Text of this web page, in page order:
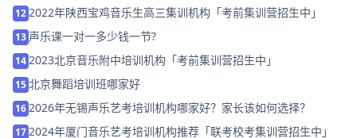
12 2022年陕西宝鸡音乐生高三集训机构「考前集训营招生中」
13 声乐课一对一多少钱一节?
14 2023北京音乐附中培训机构「考前集训营招生中」
15 北京舞蹈培训班哪家好
16 2026年无锡声乐艺考培训机构哪家好？家长该如何选择？
17 2024年厦门音乐艺考培训机构推荐「联考校考集训营招生中」